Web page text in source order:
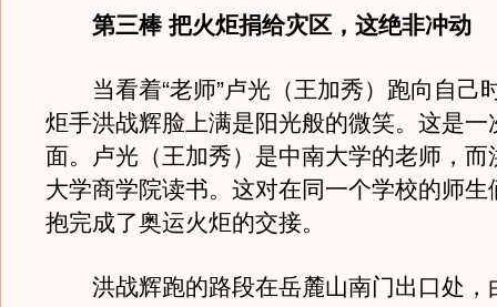
第三棒 把火炬捐给灾区，这绝非冲动
当看着“老师”卢光（王加秀）跑向自己
炬手洪战辉脸上满是阳光般的微笑。这是一
面。卢光（王加秀）是中南大学的老师，而
大学商学院读书。这对在同一个学校的师生
抱完成了奥运火炬的交接。
洪战辉跑的路段在岳麓山南门出口处，